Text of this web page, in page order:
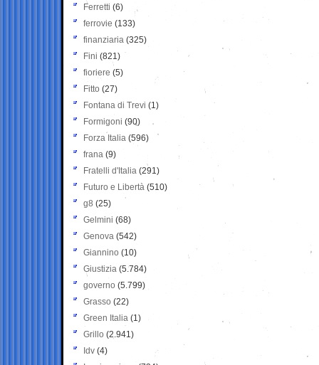
Ferretti (6)
ferrovie (133)
finanziaria (325)
Fini (821)
fioriere (5)
Fitto (27)
Fontana di Trevi (1)
Formigoni (90)
Forza Italia (596)
frana (9)
Fratelli d'Italia (291)
Futuro e Libertà (510)
g8 (25)
Gelmini (68)
Genova (542)
Giannino (10)
Giustizia (5.784)
governo (5.799)
Grasso (22)
Green Italia (1)
Grillo (2.941)
Idv (4)